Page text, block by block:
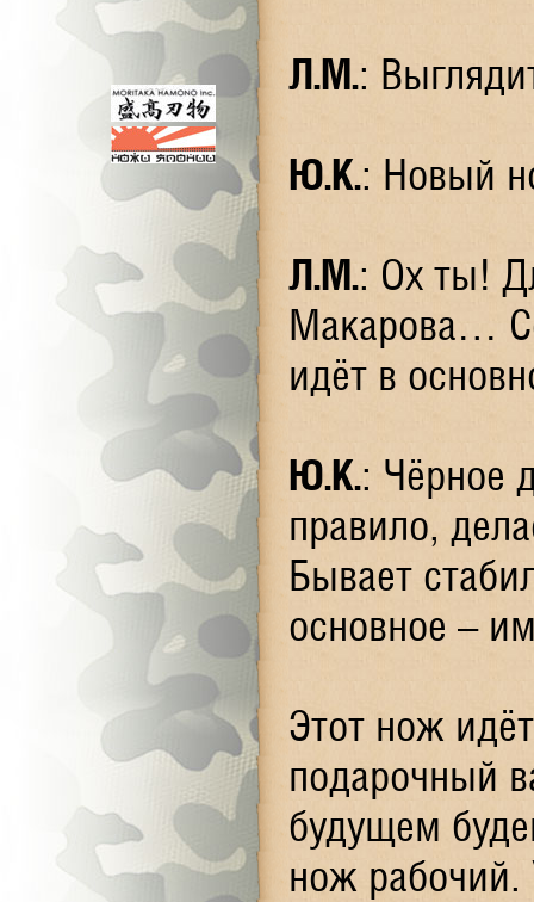
Л.М.:
Ю.К.: Новый
Л.М.: Ох ты!
Макарова…
идёт в
Ю.К.: Чёрное
правило,
Бывает
основное –
Этот нож
подарочный
будущем
нож рабочий.